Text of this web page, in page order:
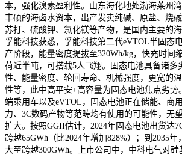
本，强化溴素盈利性。山东海化地处渤海莱州
丰硕的海卤水资本，出产发卖纯碱、原盐、烧
苏打、硫酸钾、氯化镁等产物，是国内主要的
孚能科技获悉，孚能科技第二代eVTOL半固态
产阶段，能量密度提拔至320Wh/kg，快充时间
荷近半吨，可搭载5人飞翔。固态电池具备诸多
性、能量密度、轮回寿命、机械强度，更宽的
性等，此中高平安+高容量为固态电池焦点劣势
端乘用车以及eVTOL，固态电池正在储能、商
力、3C数码产物等范畴均有使用的可能性，无
扩大。按照GGII估计，2024年固态电池出货达
跨越65GWh（比2024年增加828%）；到2035
大至跨越300GWh。上市公司中，中科电气对硅